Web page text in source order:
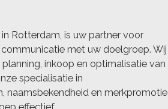
Rotterdam, is uw partner voor
met uw doelgroep. Wij
inkoop en optimalisatie van
specialisatie in
naamsbekendheid en merkpromotie
effectief.